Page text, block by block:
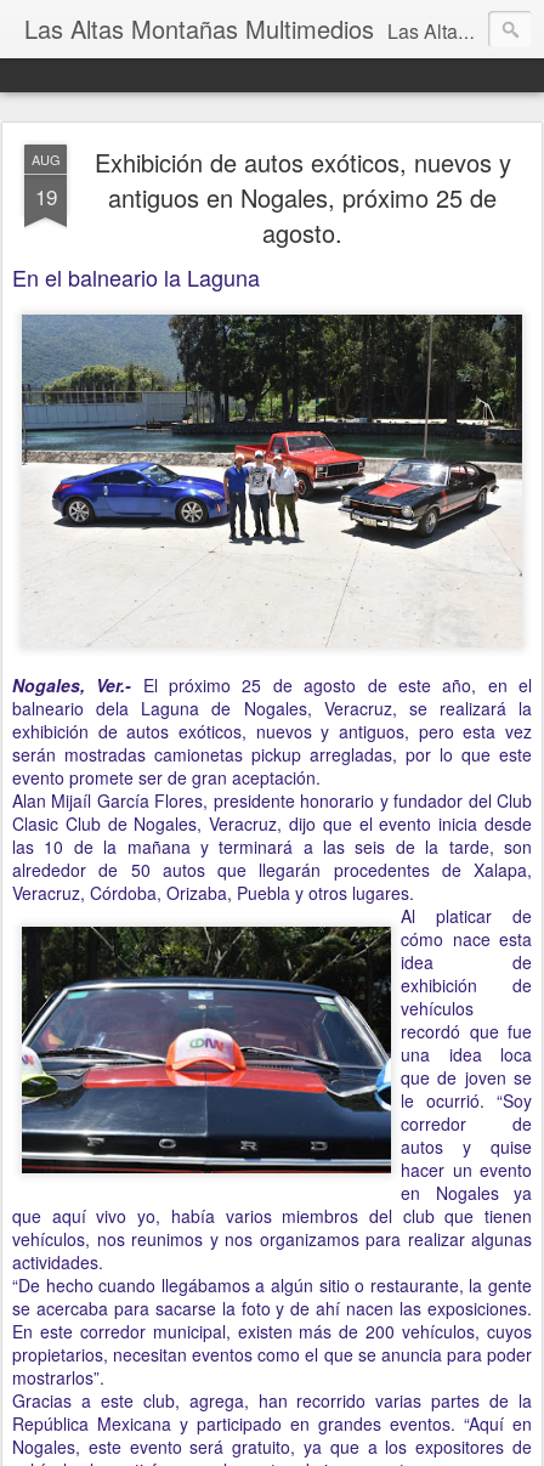
Las Altas Montañas Multimedios Las Altas Montañas Multimedios
AUG
19
Exhibición de autos exóticos, nuevos y
antiguos en Nogales, próximo 25 de
agosto.
En el balneario la Laguna
Nogales, Ver.- El próximo 25 de agosto de este año, en el
balneario dela Laguna de Nogales, Veracruz, se realizará la
exhibición de autos exóticos, nuevos y antiguos, pero esta vez
serán mostradas camionetas pickup arregladas, por lo que este
evento promete ser de gran aceptación.
Alan Mijaíl García Flores, presidente honorario y fundador del Club
Clasic Club de Nogales, Veracruz, dijo que el evento inicia desde
las 10 de la mañana y terminará a las seis de la tarde, son
alrededor de 50 autos que llegarán procedentes de Xalapa,
Veracruz, Córdoba, Orizaba, Puebla y otros lugares.
Al platicar de
cómo nace esta
idea de
exhibición de
vehículos
recordó que fue
una idea loca
que de joven se
le ocurrió. “Soy
corredor de
autos y quise
hacer un evento
en Nogales ya
que aquí vivo yo, había varios miembros del club que tienen
vehículos, nos reunimos y nos organizamos para realizar algunas
actividades.
“De hecho cuando llegábamos a algún sitio o restaurante, la gente
se acercaba para sacarse la foto y de ahí nacen las exposiciones.
En este corredor municipal, existen más de 200 vehículos, cuyos
propietarios, necesitan eventos como el que se anuncia para poder
mostrarlos”.
Gracias a este club, agrega, han recorrido varias partes de la
República Mexicana y participado en grandes eventos. “Aquí en
Nogales, este evento será gratuito, ya que a los expositores de